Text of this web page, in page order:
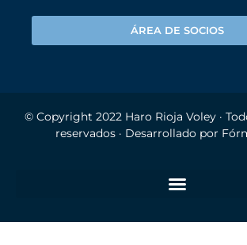
ÁREA DE SOCIOS
© Copyright 2022 Haro Rioja Voley·
reservados · Desarrollado por